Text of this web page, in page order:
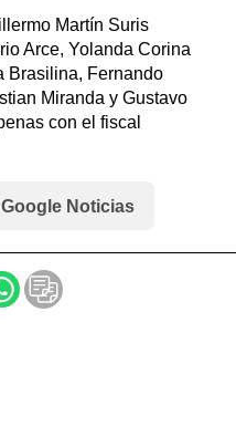
Martín Suris
Arce, Yolanda Corina
Brasilina, Fernando
Miranda y Gustavo
con el fiscal
Google Noticias